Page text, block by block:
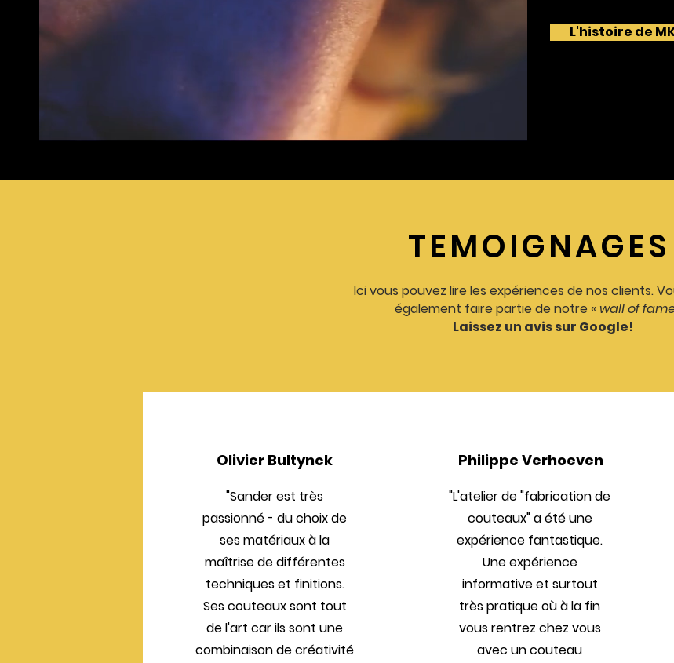
L'histoire de
TEMOIGNAGES
Ici vous pouvez lire les expériences de nos clients.
également faire partie de notre « wall of
Laissez un avis sur Google!
Olivier Bultynck
"Sander est très
passionné - du choix de
ses matériaux à la
maîtrise de différentes
techniques et finitions.
Ses couteaux sont tout
de l'art car ils sont une
combinaison de créativité
Philippe Verhoeven
"L'atelier de "fabrication de
couteaux" a été une
expérience fantastique.
Une expérience
informative et surtout
très pratique où à la fin
vous rentrez chez vous
avec un couteau